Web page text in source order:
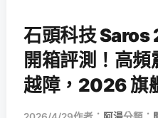
石頭科技 Saros
開箱評測！高
越障，2026 旗